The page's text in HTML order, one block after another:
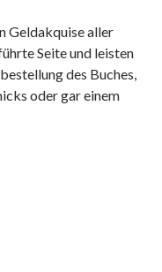
Geldakquise aller
Seite und leisten
des Buches,
oder gar einem